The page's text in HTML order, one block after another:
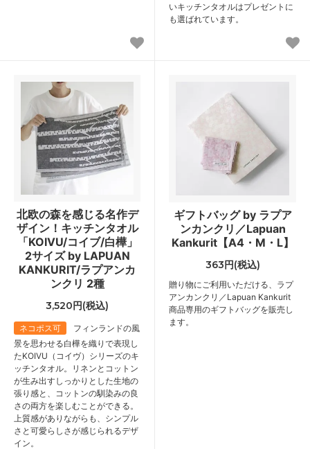
いキッチンタオルはプレゼントに
も選ばれています。
北欧の森を感じる名作デ
ザイン！キッチンタオル
「KOIVU/コイブ/白樺」
2サイズ by LAPUAN
KANKURIT/ラプアンカ
ンクリ 2種
3,520円(税込)
ネコポス可
フィンランドの風
景を思わせる白樺を織りで表現し
たKOIVU（コイヴ）シリーズのキ
ッチンタオル。リネンとコットン
が生み出すしっかりとした生地の
張り感と、コットンの馴染みの良
さの両方を楽しむことができる。
上質感がありながらも、シンプル
さと可愛らしさが感じられるデザ
イン。
ギフトバッグ by ラプア
ンカンクリ／Lapuan
Kankurit【A4・M・L】
363円(税込)
贈り物にご利用いただける、ラプ
アンカンクリ／Lapuan Kankurit
商品専用のギフトバッグを販売し
ます。